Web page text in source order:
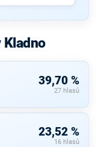
Kladno
39,70 %
27 hlasů
23,52 %
16 hlasů